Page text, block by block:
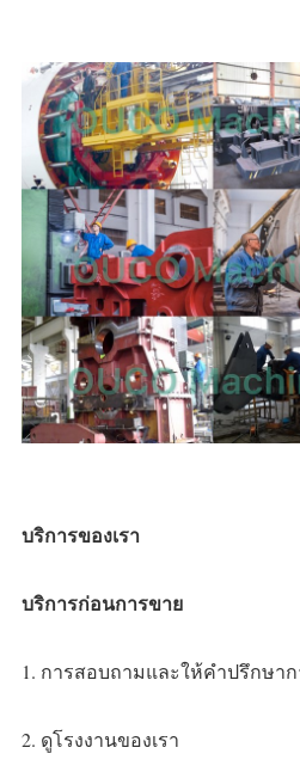
บริการของเรา
บริการก่อนการขาย
1. การสอบถามและให้คำปรึกษา
2. ดูโรงงานของเรา